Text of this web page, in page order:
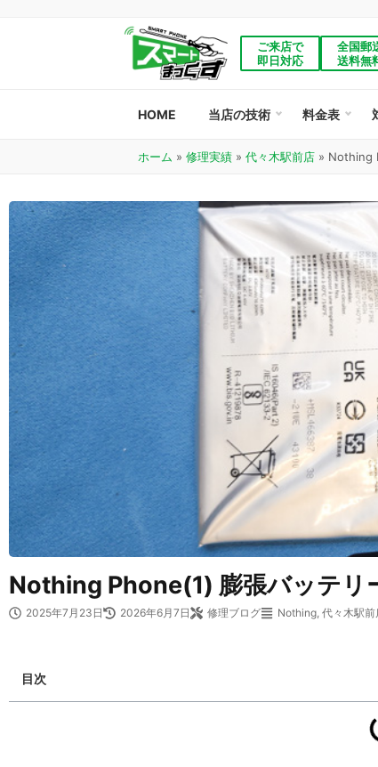
ご来店で
即日対応
全国郵
送料無
HOME 当店の技術 料金表
ホーム » 修理実績 » 代々木駅前店 » Nothing
Nothing Phone(1) 膨張バッテリ
2025年7月23日 2026年6月7日 修理ブログ Nothing, 代々木駅前
目次